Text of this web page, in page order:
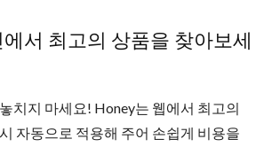
서 최고의 상품을 찾아보세
치지 마세요! Honey는 웹에서 최고의
자동으로 적용해 주어 손쉽게 비용을